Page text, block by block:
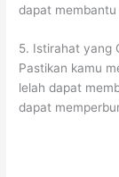
dapat
5. Istirahat yang
Pastikan kamu
lelah dapat
dapat